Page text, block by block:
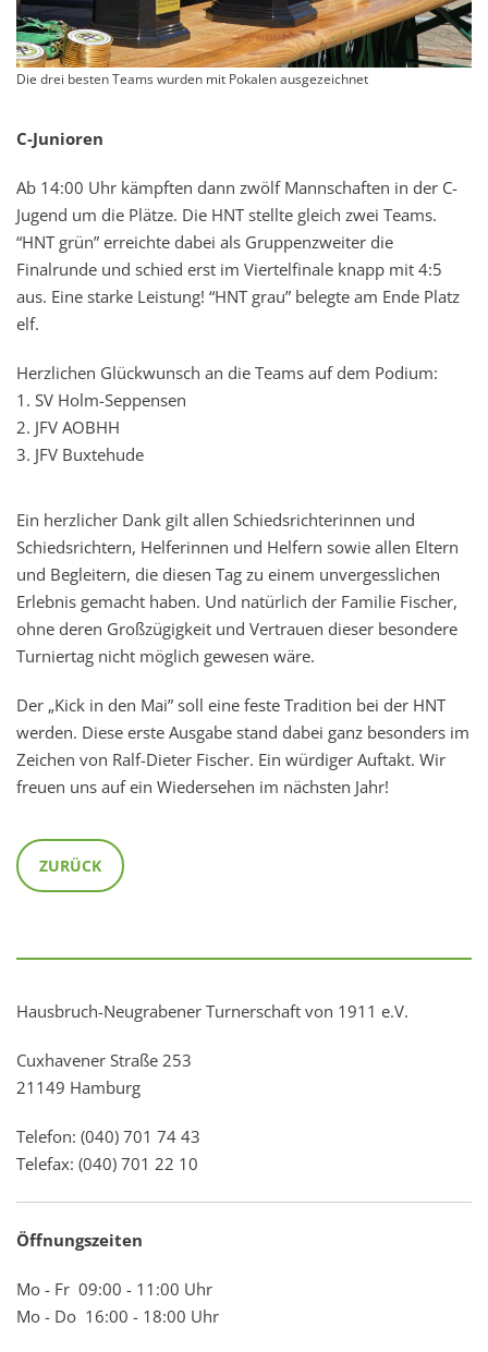
Die drei besten Teams wurden mit Pokalen ausgezeichnet
C-Junioren
Ab 14:00 Uhr kämpften dann zwölf Mannschaften in der C-
Jugend um die Plätze. Die HNT stellte gleich zwei Teams.
“HNT grün” erreichte dabei als Gruppenzweiter die
Finalrunde und schied erst im Viertelfinale knapp mit 4:5
aus. Eine starke Leistung! “HNT grau” belegte am Ende Platz
elf.
Herzlichen Glückwunsch an die Teams auf dem Podium:
1. SV Holm-Seppensen
2. JFV AOBHH
3. JFV Buxtehude
Ein herzlicher Dank gilt allen Schiedsrichterinnen und
Schiedsrichtern, Helferinnen und Helfern sowie allen Eltern
und Begleitern, die diesen Tag zu einem unvergesslichen
Erlebnis gemacht haben. Und natürlich der Familie Fischer,
ohne deren Großzügigkeit und Vertrauen dieser besondere
Turniertag nicht möglich gewesen wäre.
Der „Kick in den Mai” soll eine feste Tradition bei der HNT
werden. Diese erste Ausgabe stand dabei ganz besonders im
Zeichen von Ralf-Dieter Fischer. Ein würdiger Auftakt. Wir
freuen uns auf ein Wiedersehen im nächsten Jahr!
ZURÜCK
Hausbruch-Neugrabener Turnerschaft von 1911 e.V.
Cuxhavener Straße 253
21149 Hamburg
Telefon: (040) 701 74 43
Telefax: (040) 701 22 10
Öffnungszeiten
Mo - Fr 09:00 - 11:00 Uhr
Mo - Do 16:00 - 18:00 Uhr